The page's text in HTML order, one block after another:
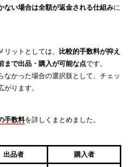
ない場合は全額が返金される仕組みに
リットとしては、
比較的手数料が抑え
まで出品・購入が可能な点です。
なかった場合の選択肢として、チェッ
ります。
手数料を詳しくまとめました。
出品者 購入者